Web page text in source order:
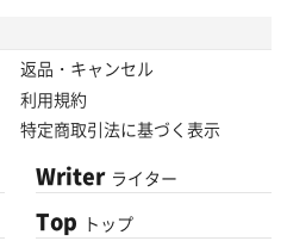
返品・キャンセル
利用規約
特定商取引法に基づく表示
Writer ライター
Top トップ